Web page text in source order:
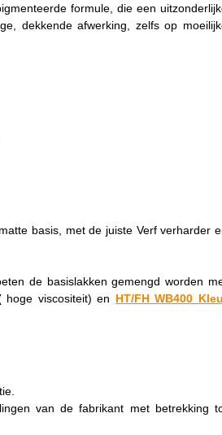
formule, die een
dekkende afwerking, zelfs op
basis, met de juiste Verf verharder
de basislakken gemengd worden
hoge viscositeit) en HT/FH WB400
van de fabrikant met betrekking